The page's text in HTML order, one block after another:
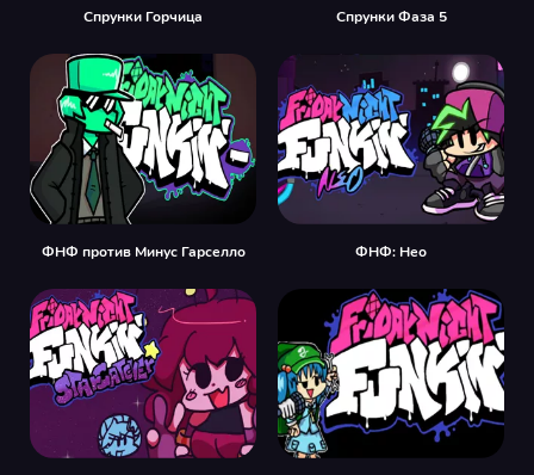
Спрунки Горчица Спрунки Фаза 5
ФНФ против Минус Гарселло ФНФ: Нео